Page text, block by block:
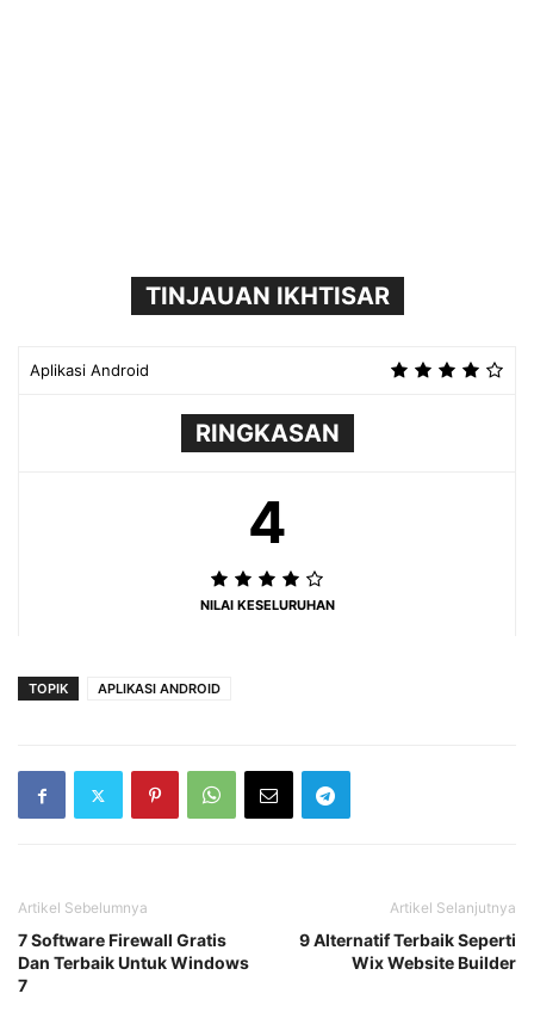
TINJAUAN IKHTISAR
Aplikasi Android
RINGKASAN
4
NILAI KESELURUHAN
TOPIK APLIKASI ANDROID
Artikel Sebelumnya
7 Software Firewall Gratis
Dan Terbaik Untuk Windows
7
Artikel Selanjutnya
9 Alternatif Terbaik Seperti
Wix Website Builder